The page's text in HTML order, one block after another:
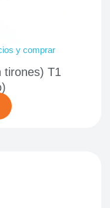
y comprar
tirones) T1